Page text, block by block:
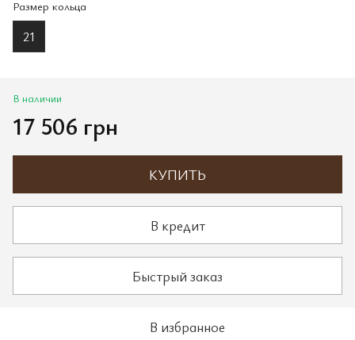
Размер кольца
21
В наличии
17 506 грн
КУПИТЬ
В кредит
Быстрый заказ
В избранное